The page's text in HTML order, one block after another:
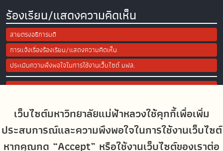
เว็บไซต์มหาวิทยาลัยแม่ฟ้าหลวงใช้คุกกี้เพื่อเพิ่ม
ประสบการณ์และความพึงพอใจในการใช้งานเว็บไซต์
หากคุณกด “Accept” หรือใช้งานเว็บไซต์ของเราต่อ
ร้องเรียน/แสดงความคิดเห็น
สายตรงอธิการบดี
การแจ้งเรื่องร้องเรียน/แสดงความคิดเห็น
ประเมินความพึงพอใจในการใช้งานเว็บไซต์ มฟล.
Site Map
Social Media